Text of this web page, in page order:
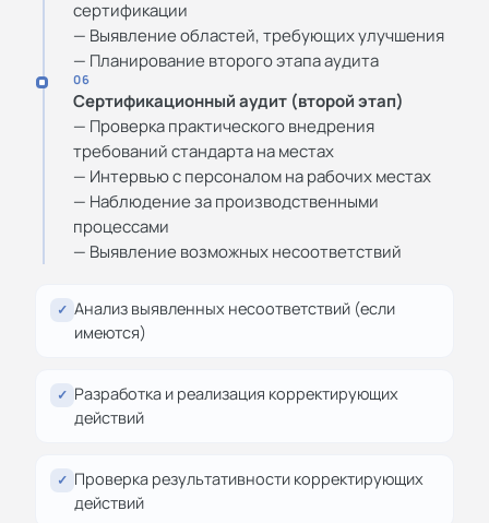
сертификации
— Выявление областей, требующих улучшения
— Планирование второго этапа аудита
06
Сертификационный аудит (второй этап)
— Проверка практического внедрения
требований стандарта на местах
— Интервью с персоналом на рабочих местах
— Наблюдение за производственными
процессами
— Выявление возможных несоответствий
✓ Анализ выявленных несоответствий (если
имеются)
✓ Разработка и реализация корректирующих
действий
✓ Проверка результативности корректирующих
действий